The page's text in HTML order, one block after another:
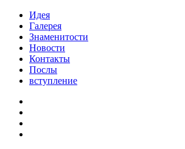
Идея
Галерея
Знаменитости
Новости
Контакты
Послы
вступление